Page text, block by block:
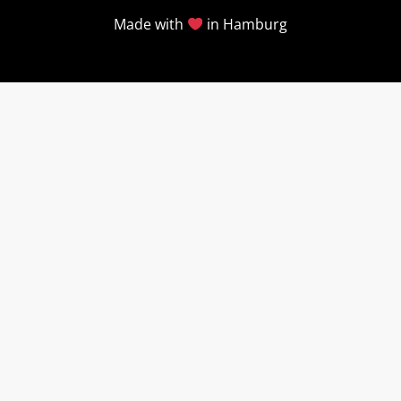
Made with in Hamburg